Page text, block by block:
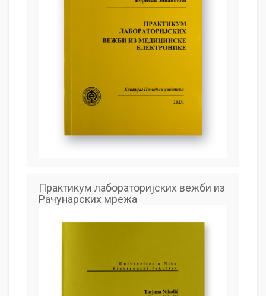
Практикум лабораторијских вежби из
Рачунарских мрежа